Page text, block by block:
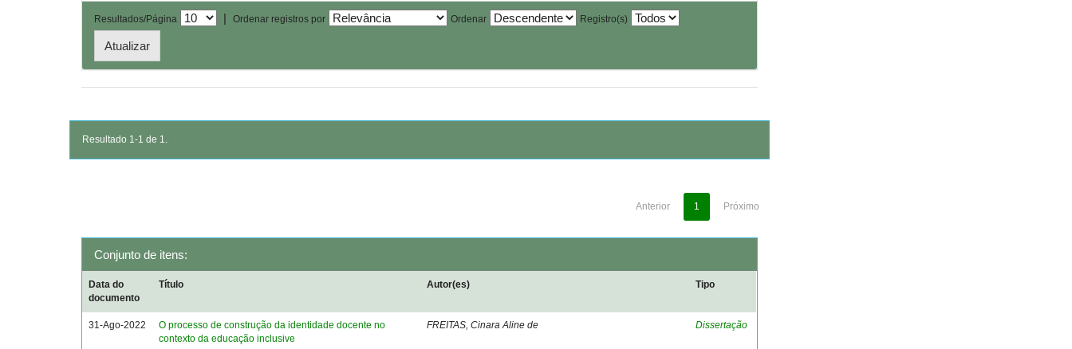
Resultados/Página | Ordenar registros por Ordenar Registro(s)
Resultado 1-1 de 1.
Anterior 1 Próximo
Conjunto de itens:
Data do
documento
Título Autor(es) Tipo
31-Ago-2022
O processo de construção da identidade docente no
contexto da educação inclusive
FREITAS, Cinara Aline de Dissertação